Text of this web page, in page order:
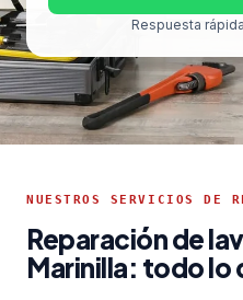
Respuesta
NUESTROS SERVICIOS DE
Reparación de
Marinilla: todo lo